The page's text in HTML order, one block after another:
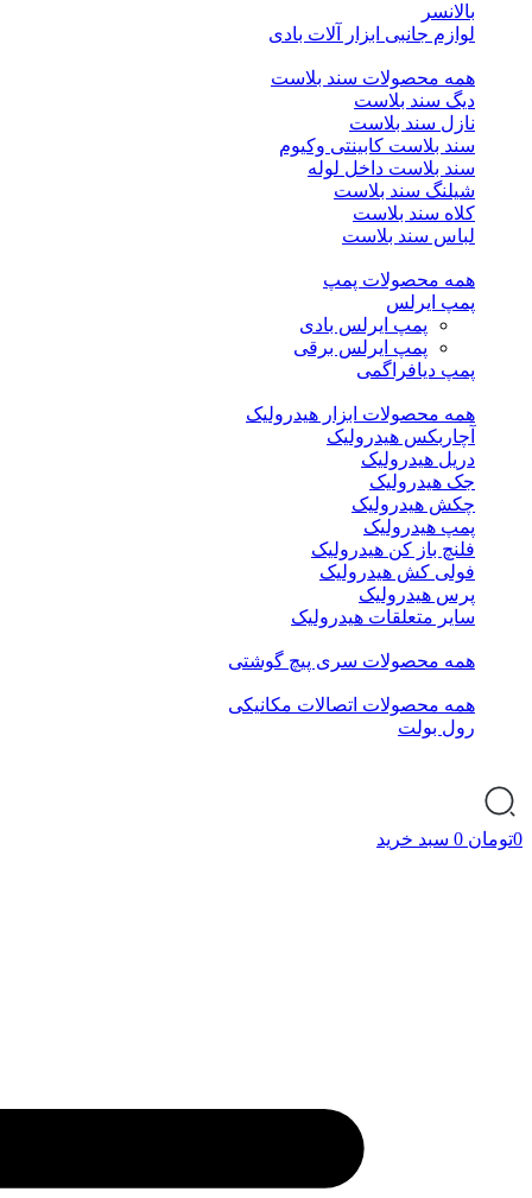
بالانسر
لوازم جانبی ابزار آلات بادی
همه محصولات سند بلاست
دیگ سند بلاست
نازل سند بلاست
سند بلاست کابینتی وکیوم
سند بلاست داخل لوله
شیلنگ سند بلاست
کلاه سند بلاست
لباس سند بلاست
همه محصولات پمپ
پمپ ایرلس
پمپ ایرلس بادی
پمپ ایرلس برقی
پمپ دیافراگمی
همه محصولات ابزار هیدرولیک
آچاربکس هیدرولیک
دریل هیدرولیک
جک هیدرولیک
چکش هیدرولیک
پمپ هیدرولیک
فلنچ باز کن هیدرولیک
فولی کش هیدرولیک
پرس هیدرولیک
سایر متعلقات هیدرولیک
همه محصولات سری پیچ گوشتی
همه محصولات اتصالات مکانیکی
رول بولت
0تومان 0 سبد خرید